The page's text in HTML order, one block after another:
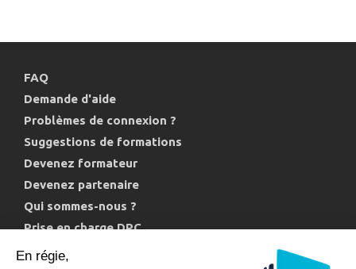
FAQ
Demande d'aide
Problèmes de connexion ?
Suggestions de formations
Devenez formateur
Devenez partenaire
Qui sommes-nous ?
Prise en charge DPC
Politique de confidentialité et cookies
En régie,